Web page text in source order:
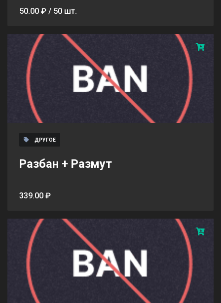
50.00 ₽ / 50 шт.
ДРУГОЕ
Разбан + Размут
339.00 ₽